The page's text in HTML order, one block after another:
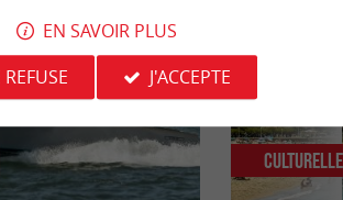
Culturelle
EN SAVOIR PLUS
REFUSE
J'ACCEPTE